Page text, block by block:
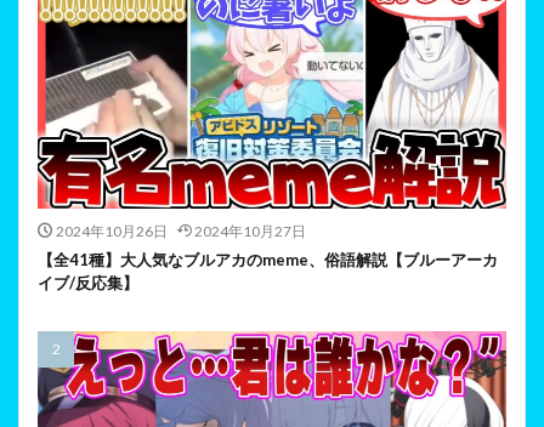
2024年10月26日 2024年10月27日
【全41種】大人気なブルアカのmeme、俗語解説【ブルーアーカ
イブ/反応集】